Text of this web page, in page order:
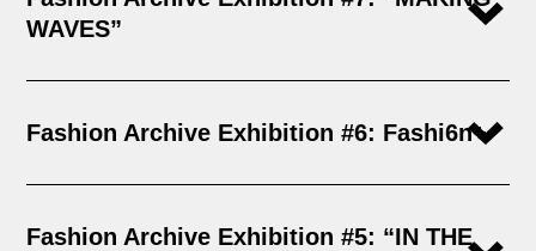
WAVES”
Fashion Archive Exhibition #6: Fashi6n+
Fashion Archive Exhibition #5: “IN THE